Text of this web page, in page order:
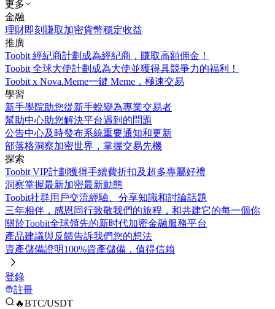
更多
金融
理財即刻賺取加密貨幣穩定收益
推廣
Toobit 經紀商計劃 成為經紀商，賺取高額佣金！
Toobit 全球大使計劃 成為大使並獲得具競爭力的福利！
Toobit x Nova.Meme一鍵 Meme，極速交易
學習
新手學院助您從新手蛻變為專業交易者
幫助中心助您解決平台遇到的問題
公告中心及時發布系統重要通知和更新
部落格洞察加密世界，掌握交易先機
探索
Toobit VIP計劃獲得手續費折扣及超多專屬好禮
洞察掌握最新加密最新動態
Toobit社群用戶交流經驗、分享知識和討論話題
三年相伴，感恩同行致敬我們的旅程，和共建它的每一個你
關於Toobit全球領先的新时代加密金融服務平台
產品建議與反饋告訴我們您的想法
資產儲備證明100%資產儲備，值得信賴
登錄
註冊
🔥BTC/USDT